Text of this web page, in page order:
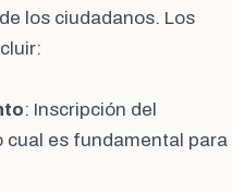
los ciudadanos. Los
: Inscripción del
cual es fundamental para